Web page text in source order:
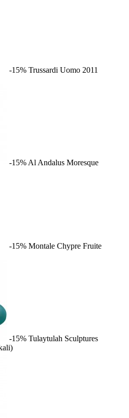
-15% Trussardi Uomo 2011
-15% Al Andalus Moresque
-15% Montale Chypre Fruite
-15% Tulaytulah Sculptures